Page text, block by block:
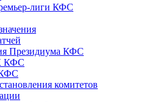
лиги КФС
Президиума КФС
КФС
комитетов